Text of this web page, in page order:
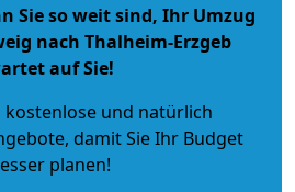
Sie so weit sind, Ihr Umzug
nach Thalheim-Erzgeb
auf Sie!
kostenlose und natürlich
, damit Sie Ihr Budget
planen!